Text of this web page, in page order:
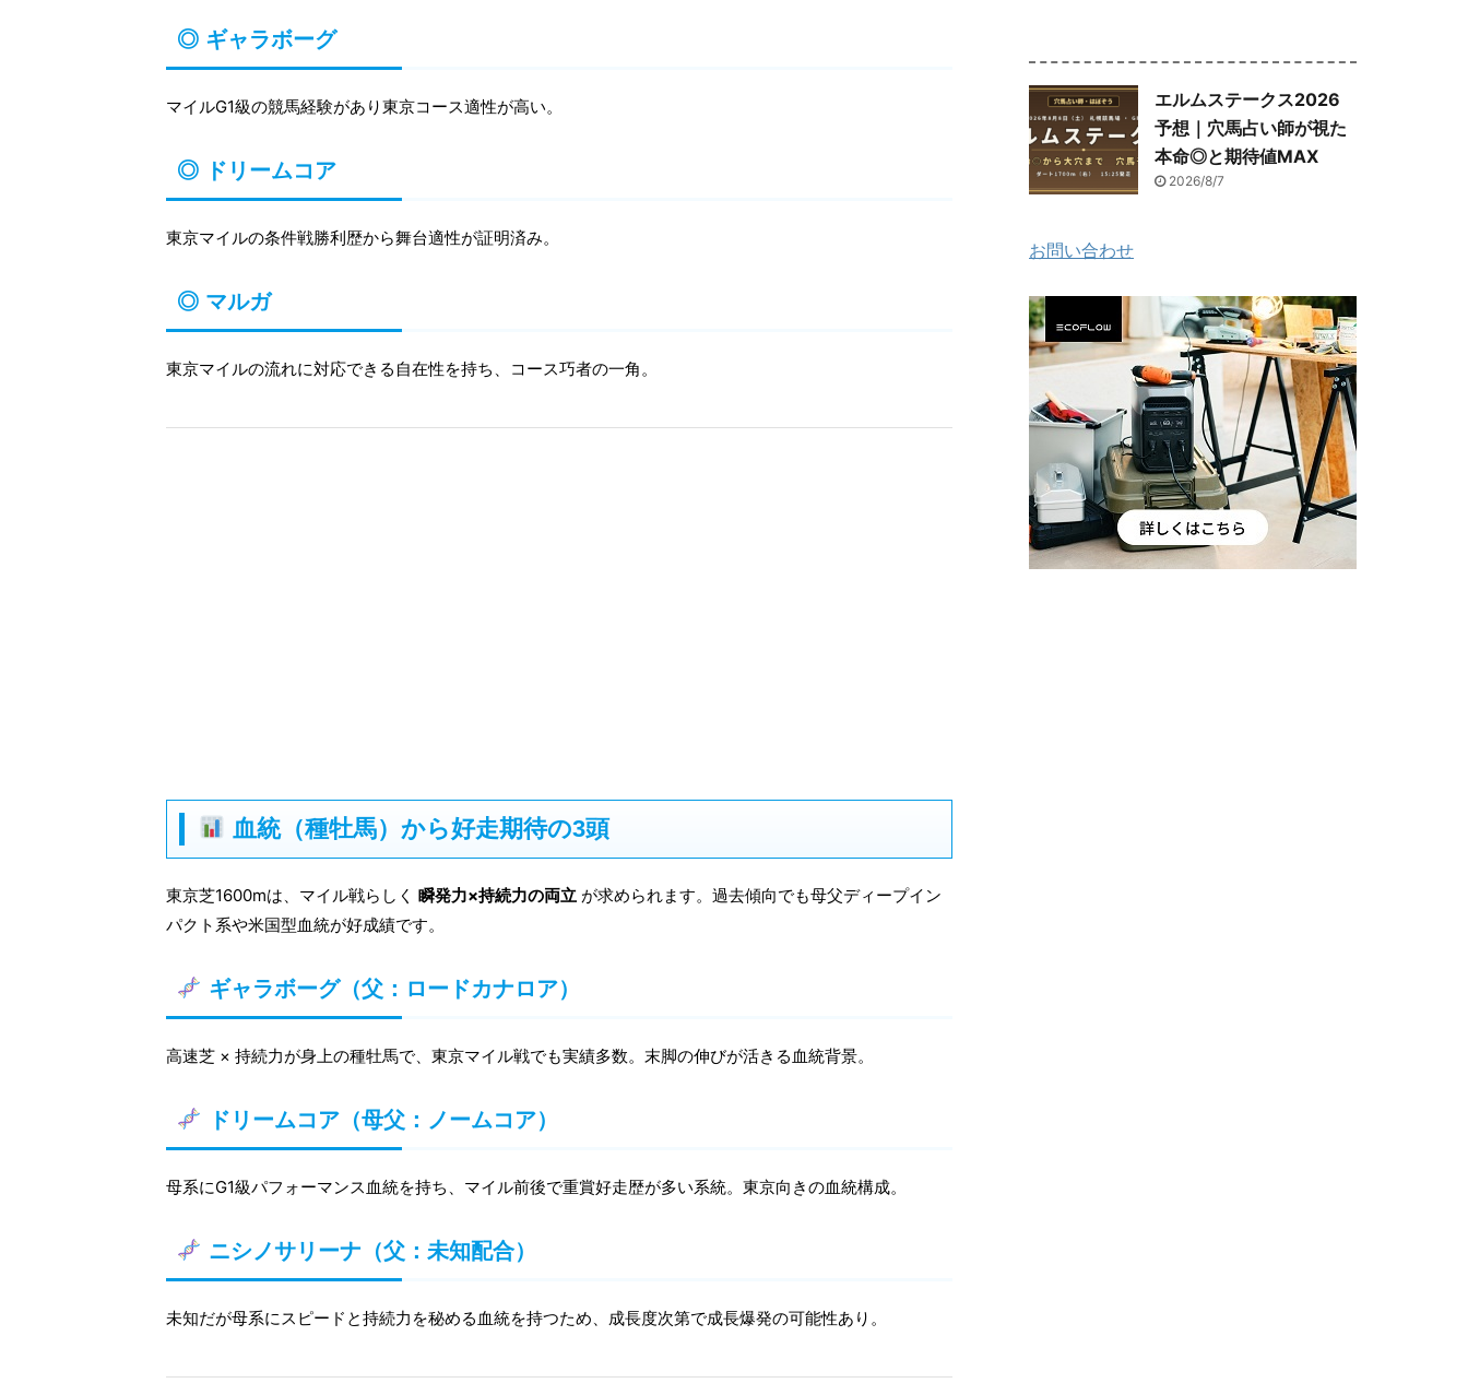
◎ ギャラボーグ
マイルG1級の競馬経験があり東京コース適性が高い。
◎ ドリームコア
東京マイルの条件戦勝利歴から舞台適性が証明済み。
◎ マルガ
東京マイルの流れに対応できる自在性を持ち、コース巧者の一角。
血統（種牡馬）から好走期待の3頭
東京芝1600mは、マイル戦らしく 瞬発力×持続力の両立 が求められます。過去傾向でも母父ディープイン
パクト系や米国型血統が好成績です。
ギャラボーグ（父：ロードカナロア）
高速芝 × 持続力が身上の種牡馬で、東京マイル戦でも実績多数。末脚の伸びが活きる血統背景。
ドリームコア（母父：ノームコア）
母系にG1級パフォーマンス血統を持ち、マイル前後で重賞好走歴が多い系統。東京向きの血統構成。
ニシノサリーナ（父：未知配合）
未知だが母系にスピードと持続力を秘める血統を持つため、成長度次第で成長爆発の可能性あり。
エルムステークス2026
予想｜穴馬占い師が視た
本命◎と期待値MAX
2026/8/7
お問い合わせ